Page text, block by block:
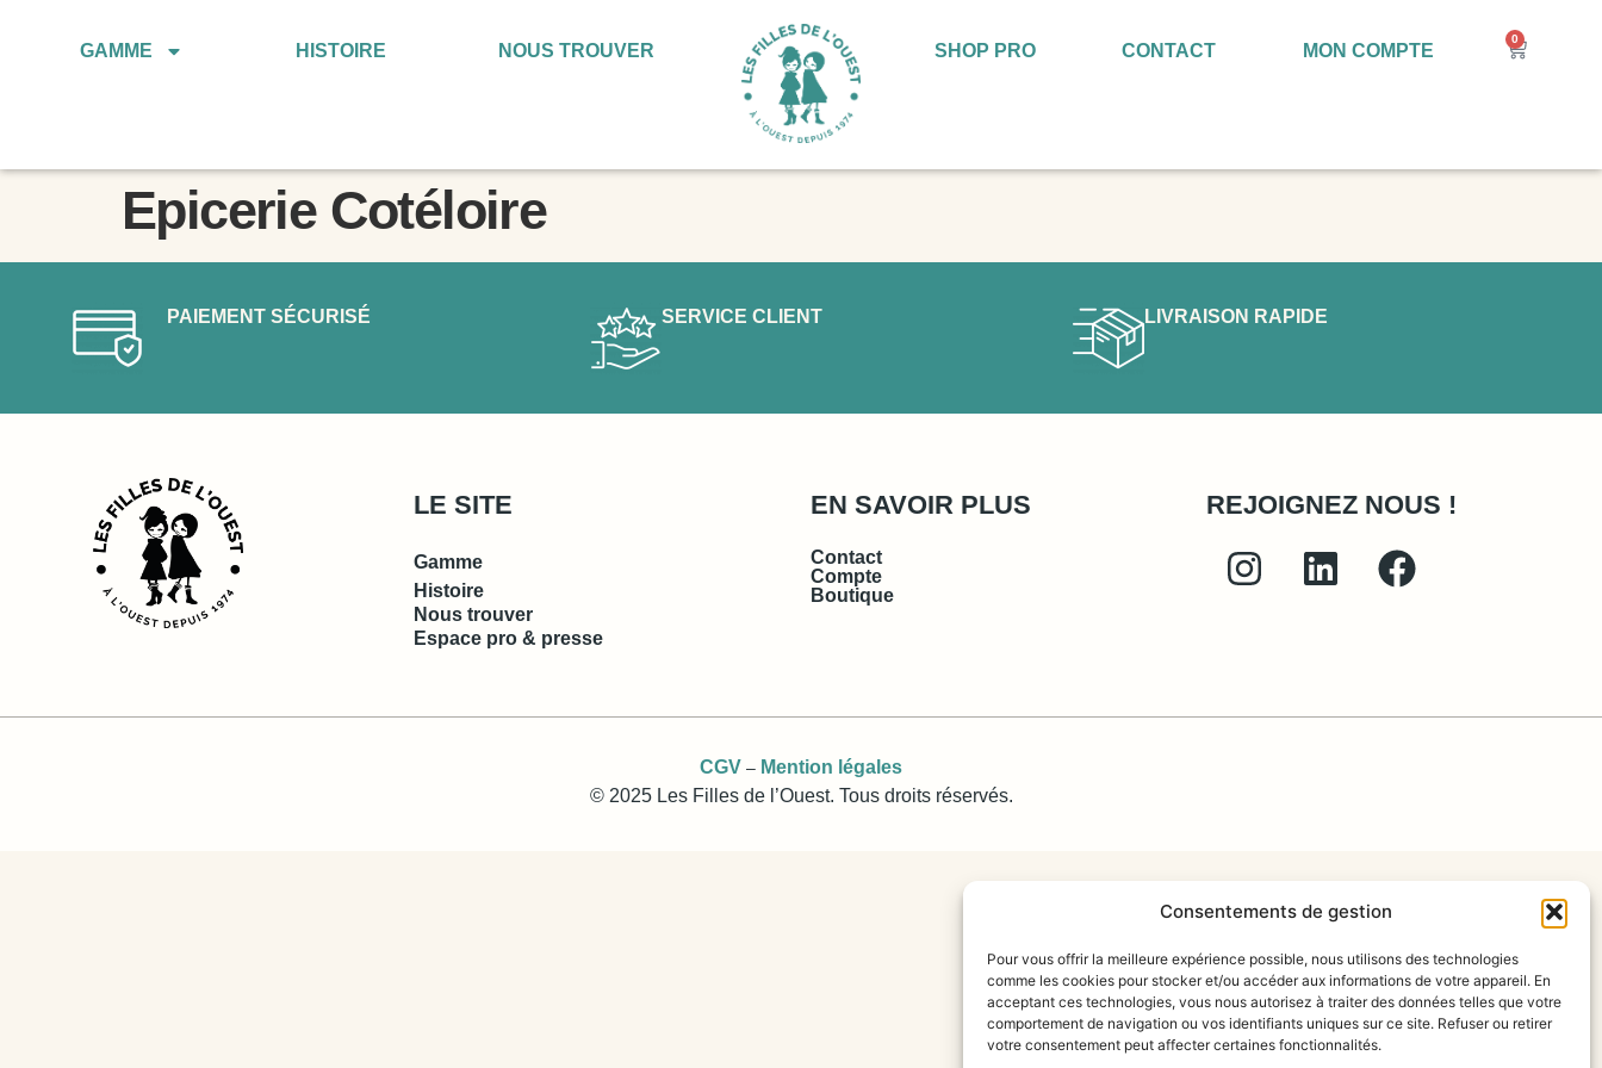
Consentements de gestion
Pour vous offrir la meilleure expérience possible, nous utilisons des technologies
comme les cookies pour stocker et/ou accéder aux informations de votre appareil. En
acceptant ces technologies, vous nous autorisez à traiter des données telles que votre
comportement de navigation ou vos identifiants uniques sur ce site. Refuser ou retirer
votre consentement peut affecter certaines fonctionnalités.
GAMME HISTOIRE NOUS TROUVER SHOP PRO CONTACT MON COMPTE
0
Epicerie Cotéloire
PAIEMENT SÉCURISÉ SERVICE CLIENT LIVRAISON RAPIDE
LE SITE
Gamme
Histoire
Nous trouver
Espace pro & presse
EN SAVOIR PLUS
Contact
Compte
Boutique
REJOIGNEZ NOUS !
CGV – Mention légales
© 2025 Les Filles de l’Ouest. Tous droits réservés.